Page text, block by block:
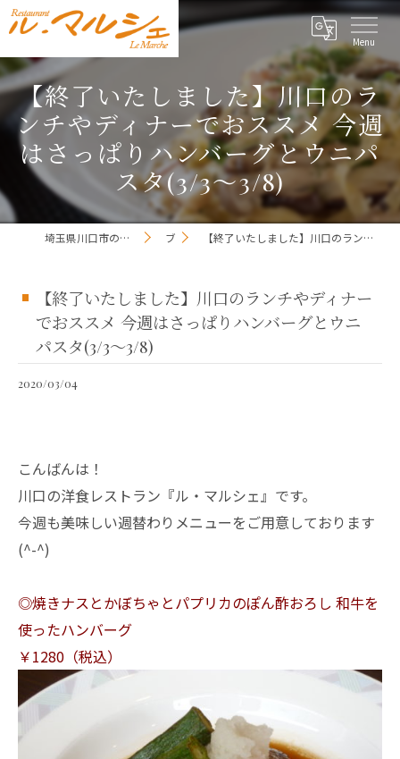
【終了いたしました】川口のラ
ンチやディナーでおススメ 今週
はさっぱりハンバーグとウニパ
スタ(3/3～3/8)
埼玉県川口市のレストランならレストラン ル・マルシェ ブログ 【終了いたしました】川口のランチやディナーでおススメ 今週はさっぱりハンバーグとウニパスタ(3/3～3/8)
【終了いたしました】川口のランチやディナー
でおススメ 今週はさっぱりハンバーグとウニ
パスタ(3/3～3/8)
2020/03/04
こんばんは！
川口の洋食レストラン『ル・マルシェ』です。
今週も美味しい週替わりメニューをご用意しております
(^-^)
◎焼きナスとかぼちゃとパプリカのぽん酢おろし 和牛を
使ったハンバーグ
￥1280（税込）